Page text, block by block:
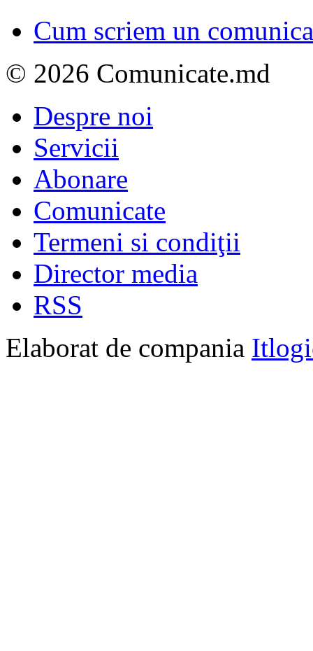
Cum scriem un
© 2026 Comunicate.md
Despre noi
Servicii
Abonare
Comunicate
Termeni si condiţii
Director media
RSS
Elaborat de compania